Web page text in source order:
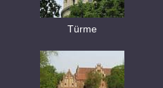
Türme